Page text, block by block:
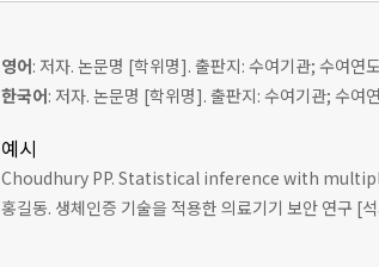
영어: 저자. 논문명 [학위명]. 출판지: 수여기관; 수여연
한국어: 저자. 논문명 [학위명]. 출판지: 수여기관; 수여
예시
Choudhury PP. Statistical inference with
홍길동. 생체인증 기술을 적용한 의료기기 보안 연구 [